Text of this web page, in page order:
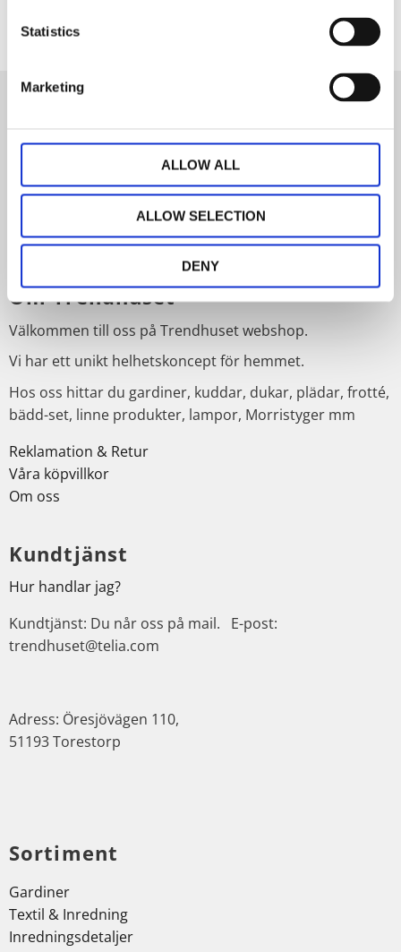
Statistics
Marketing
ALLOW ALL
ALLOW SELECTION
DENY
Nyhetsbrev
PRENUMERERA
Om Trendhuset
Välkommen till oss på Trendhuset webshop.
Vi har ett unikt helhetskoncept för hemmet.
Hos oss hittar du gardiner, kuddar, dukar, plädar, frotté,
bädd-set, linne produkter, lampor, Morristyger mm
Reklamation & Retur
Våra köpvillkor
Om oss
Kundtjänst
Hur handlar jag?
Kundtjänst: Du når oss på mail. E-post:
trendhuset@telia.com
Adress: Öresjövägen 110,
51193 Torestorp
Sortiment
Gardiner
Textil & Inredning
Inredningsdetaljer